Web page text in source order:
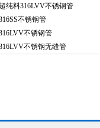
超纯料316LVV不锈钢管
不锈钢管
不锈钢管
不锈钢无缝管